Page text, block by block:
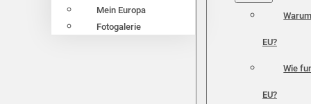
Mein Europa
Fotogalerie
EU?
Wie
EU?